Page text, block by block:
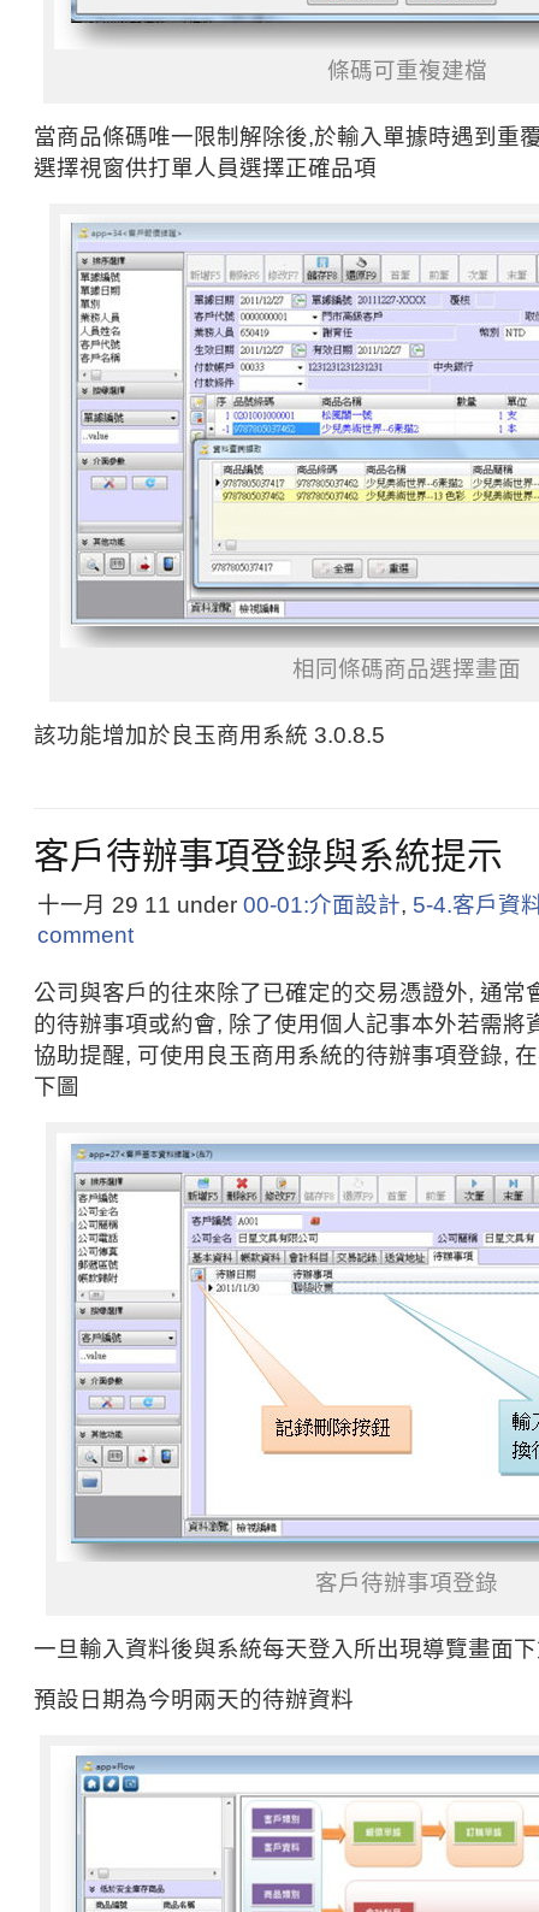
條碼可重複建檔
當商品條碼唯一限制解除後,於輸入單據時遇到重
選擇視窗供打單人員選擇正確品項
相同條碼商品選擇畫面
該功能增加於良玉商用系統 3.0.8.5
客戶待辦事項登錄與系統提示
十一月 29 11 under 00-01:介面設計, 5-4.客戶資
comment
公司與客戶的往來除了已確定的交易憑證外, 通常
的待辦事項或約會, 除了使用個人記事本外若需將
協助提醒, 可使用良玉商用系統的待辦事項登錄,
下圖
客戶待辦事項登錄
一旦輸入資料後與系統每天登入所出現導覽畫面
預設日期為今明兩天的待辦資料